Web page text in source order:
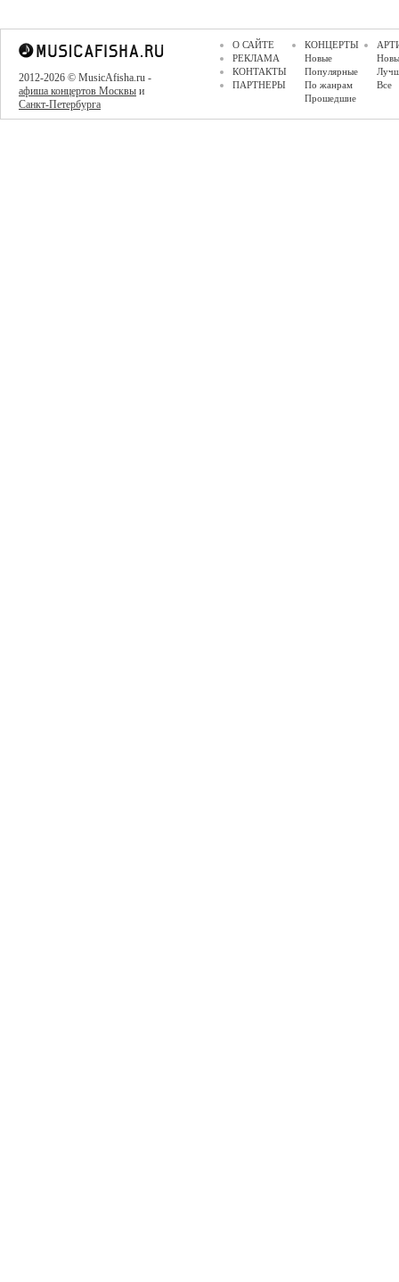
2012-2026 © MusicAfisha.ru -
афиша концертов Москвы и
Санкт-Петербурга
О САЙТЕ
РЕКЛАМА
КОНТАКТЫ
ПАРТНЕРЫ
КОНЦЕРТЫ
Новые
Популярные
По жанрам
Прошедшие
Все